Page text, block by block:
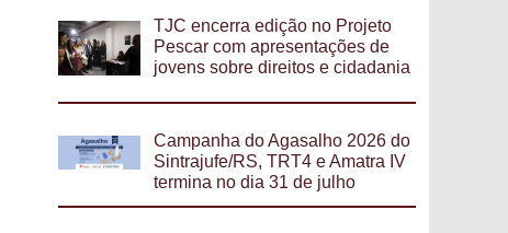
TJC encerra edição no Projeto
Pescar com apresentações de
jovens sobre direitos e cidadania
Campanha do Agasalho 2026 do
Sintrajufe/RS, TRT4 e Amatra IV
termina no dia 31 de julho